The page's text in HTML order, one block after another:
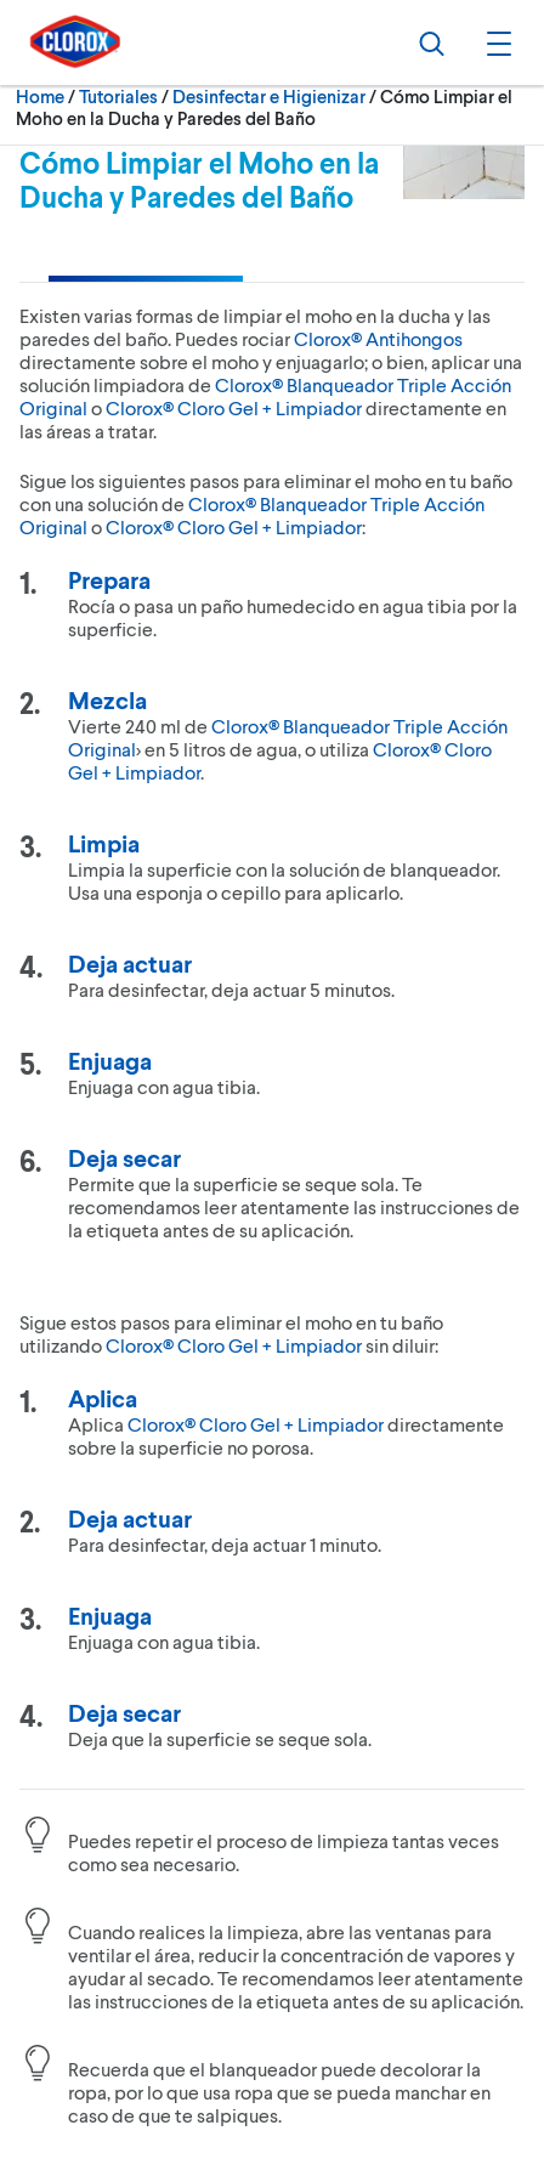
Skip to main navigation
Skip to content
Skip to footer
Search
Home/Tutoriales Desinfectar e Higienizar Current:
Cómo Limpiar el
Moho en la Ducha y Paredes del Baño
Cómo Limpiar el Moho en la
Ducha y Paredes del Baño
Existen varias formas de limpiar el moho en la ducha y las
paredes del baño. Puedes rociarClorox® Antihongos
directamente sobre el moho y enjuagarlo; o bien, aplicar una
solución limpiadora de Clorox® Blanqueador Triple Acción
Original oClorox® Cloro Gel + Limpiadordirectamente en
las áreas a tratar.
Sigue los siguientes pasos para eliminar el moho en tu baño
con una solución de Clorox® Blanqueador Triple Acción
Original oClorox® Cloro Gel + Limpiador:
Prepara
Rocía o pasa un paño humedecido en agua tibia por la
superficie.
Mezcla
Vierte 240 ml de Clorox® Blanqueador Triple Acción
Original> en 5 litros de agua, o utiliza Clorox® Cloro
Gel + Limpiador.
Limpia
Limpia la superficie con la solución de blanqueador.
Usa una esponja o cepillo para aplicarlo.
Deja actuar
Para desinfectar, deja actuar 5 minutos.
Enjuaga
Enjuaga con agua tibia.
Deja secar
Permite que la superficie se seque sola. Te
recomendamos leer atentamente las instrucciones de
la etiqueta antes de su aplicación.
Sigue estos pasos para eliminar el moho en tu baño
utilizandoClorox® Cloro Gel + Limpiadorsin diluir:
Aplica
Aplica Clorox® Cloro Gel + Limpiadordirectamente
sobre la superficie no porosa.
Deja actuar
Para desinfectar, deja actuar 1 minuto.
Enjuaga
Enjuaga con agua tibia.
Deja secar
Deja que la superficie se seque sola.
Puedes repetir el proceso de limpieza tantas veces
como sea necesario.
Cuando realices la limpieza, abre las ventanas para
ventilar el área, reducir la concentración de vapores y
ayudar al secado. Te recomendamos leer atentamente
las instrucciones de la etiqueta antes de su aplicación.
Recuerda que el blanqueador puede decolorar la
ropa, por lo que usa ropa que se pueda manchar en
caso de que te salpiques.